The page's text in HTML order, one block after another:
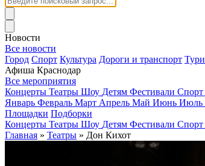
Новости
Все новости
Город Спорт Культура Дороги и транспорт
Афиша Краснодар
Все мероприятия
Концерты Театры Шоу Детям Фестивали Спорт
Январь Февраль Март Апрель Май Июнь Июль
Площадки Подборки
Концерты Театры Шоу Детям Фестивали Спорт
Главная » Театры » Дон Кихот